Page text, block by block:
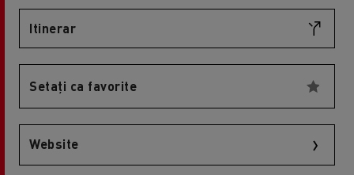
Itinerar
Setați ca favorite
Website